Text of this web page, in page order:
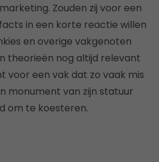
Zouden zij voor een
in een korte reactie willen
en overige vakgenoten
theorieën nog altijd relevant
voor een vak dat zo vaak mis
monument van zijn statuur
om te koesteren.